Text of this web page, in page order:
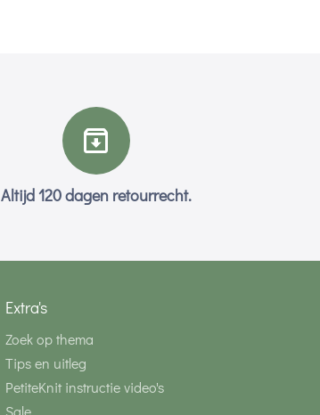
Altijd 120 dagen retourrecht.
Extra's
Zoek op thema
Tips en uitleg
PetiteKnit instructie video's